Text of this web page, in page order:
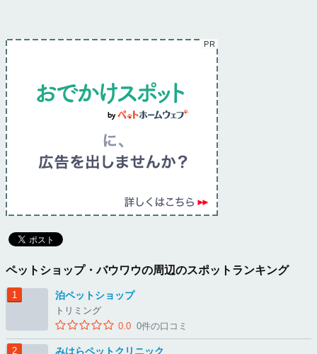
ペットショップ・バウワウの周辺のスポットランキング
泊ペットショップ
トリミング
0.0 0件の口コミ
みはらペットクリニック